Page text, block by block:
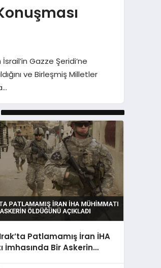
Gazze Şeridi’ne
ve Birleşmiş Milletler
Patlamamış İran İHA
İmhasında Bir Askerin